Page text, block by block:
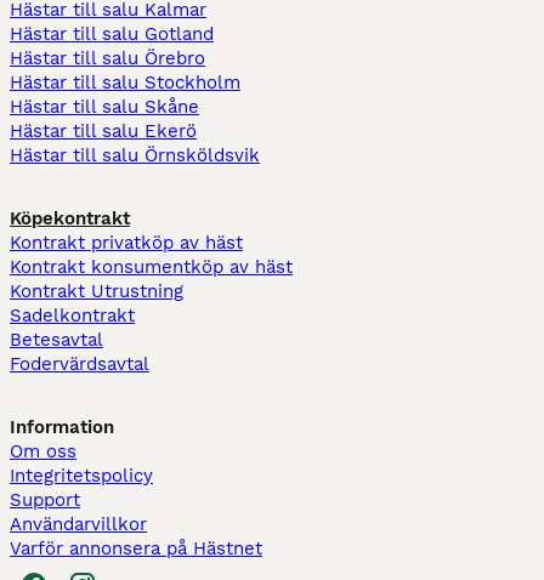
Hästar till salu Kalmar
Hästar till salu Gotland
Hästar till salu Örebro
Hästar till salu Stockholm
Hästar till salu Skåne
Hästar till salu Ekerö
Hästar till salu Örnsköldsvik
Köpekontrakt
Kontrakt privatköp av häst
Kontrakt konsumentköp av häst
Kontrakt Utrustning
Sadelkontrakt
Betesavtal
Fodervärdsavtal
Information
Om oss
Integritetspolicy
Support
Användarvillkor
Varför annonsera på Hästnet